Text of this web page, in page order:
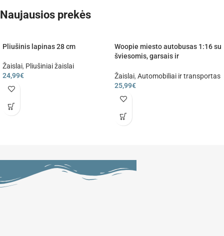
Naujausios prekės
Pliušinis lapinas 28 cm
Žaislai, Pliušiniai žaislai
24,99€
Woopie miesto autobusas 1:16 su
šviesomis, garsais ir
Žaislai, Automobiliai ir transportas
25,99€